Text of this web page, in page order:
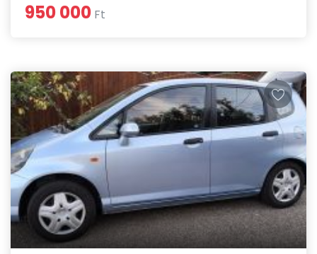
950 000 Ft